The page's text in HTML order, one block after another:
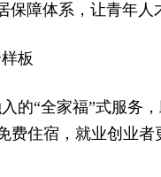
障体系，让青年人
板
的“全家福”式服务
住宿，就业创业